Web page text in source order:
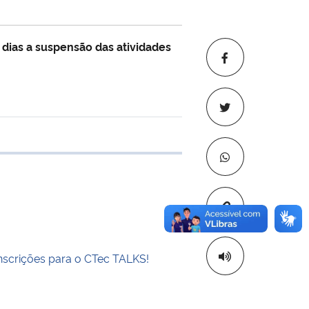
Copiar para
a suspensão das atividades
para o CTec TALKS!